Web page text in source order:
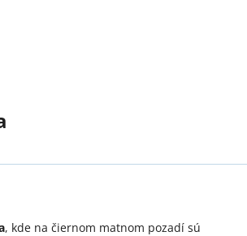
, kde na čiernom matnom pozadí sú